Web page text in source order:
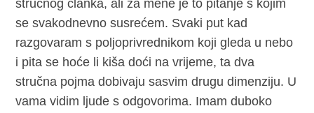
stručnog članka, ali za mene je to pitanje s kojim
se svakodnevno susrećem. Svaki put kad
razgovaram s poljoprivrednikom koji gleda u nebo
i pita se hoće li kiša doći na vrijeme, ta dva
stručna pojma dobivaju sasvim drugu dimenziju. U
vama vidim ljude s odgovorima. Imam duboko